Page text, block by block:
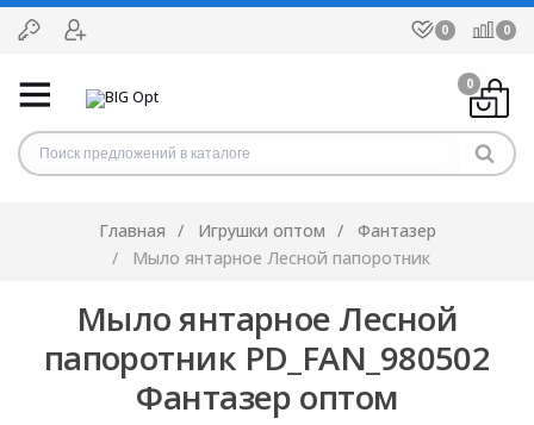
0 0
0
Главная Игрушки оптом
Фантазер
Мыло янтарное Лесной папоротник
Мыло янтарное Лесной
папоротник PD_FAN_980502
Фантазер оптом